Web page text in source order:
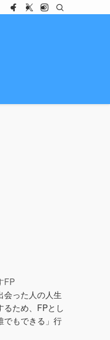
FP
会った人の人生
るため、FPとし
でもできる」行